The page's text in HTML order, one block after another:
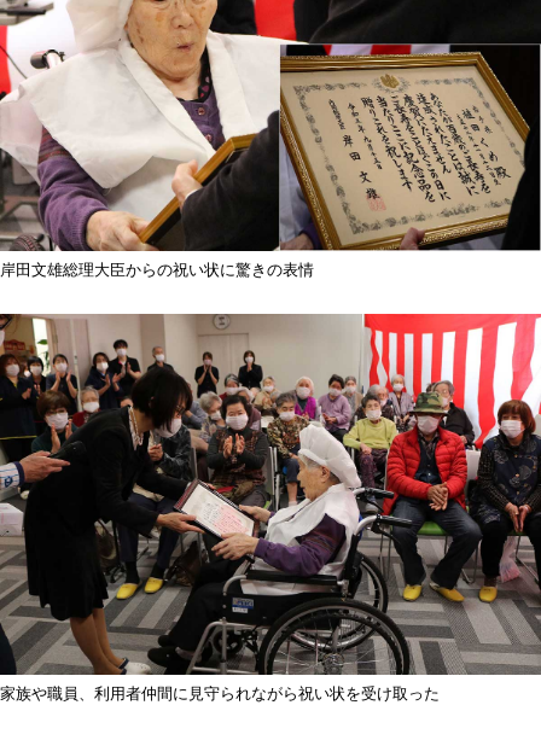
岸田文雄総理大臣からの祝い状に驚きの表情
家族や職員、利用者仲間に見守られながら祝い状を受け取った